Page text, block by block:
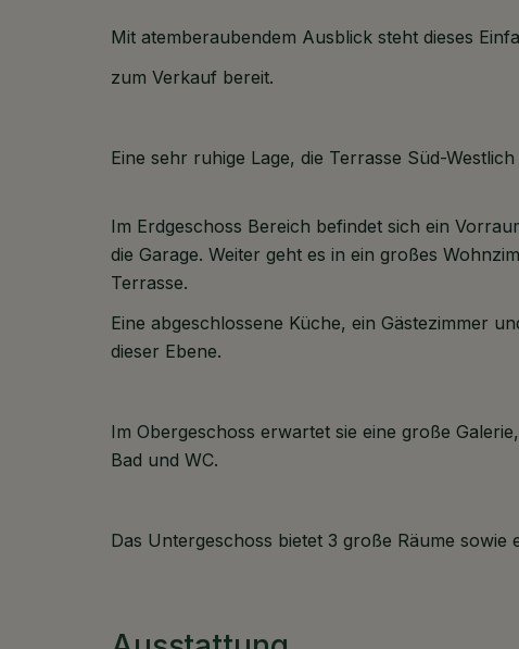
Mit atemberaubendem Ausblick steht dieses
zum Verkauf bereit.
Eine sehr ruhige Lage, die Terrasse Süd-
Im Erdgeschoss Bereich befindet sich ein
die Garage. Weiter geht es in ein großes
Terrasse.
Eine abgeschlossene Küche, ein Gästezimmer
dieser Ebene.
Im Obergeschoss erwartet sie eine große
Bad und WC.
Das Untergeschoss bietet 3 große Räume